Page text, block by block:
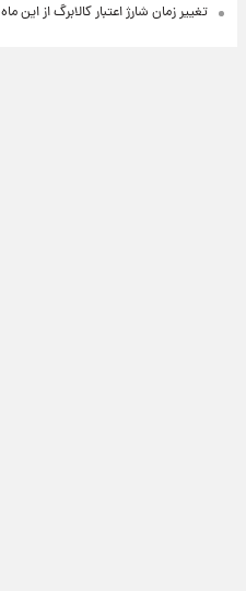
تغییر زمان شارژ اعتبار کالابرگ از این ماه